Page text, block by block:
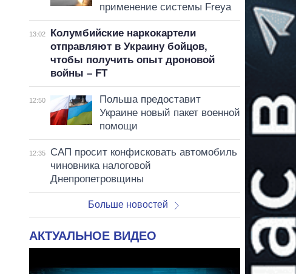
применение системы Freya
13:02
Колумбийские наркокартели
отправляют в Украину бойцов,
чтобы получить опыт дроновой
войны – FT
12:50
Польша предоставит
Украине новый пакет военной
помощи
12:35
САП просит конфисковать автомобиль
чиновника налоговой
Днепропетровщины
Больше новостей
АКТУАЛЬНОЕ ВИДЕО